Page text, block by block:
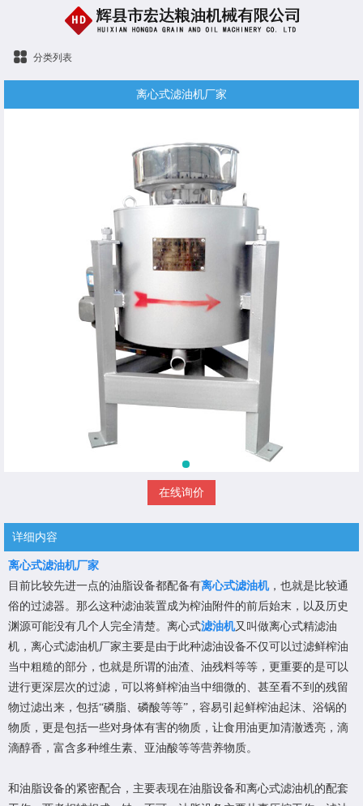
分类列表
离心式滤油机厂家
在线询价
详细内容
离心式滤油机厂家
目前比较先进一点的油脂设备都配备有离心式滤油机，也就是比较通
俗的过滤器。那么这种滤油装置成为榨油附件的前后始末，以及历史
渊源可能没有几个人完全清楚。离心式滤油机又叫做离心式精滤油
机，离心式滤油机厂家主要是由于此种滤油设备不仅可以过滤鲜榨油
当中粗糙的部分，也就是所谓的油渣、油残料等等，更重要的是可以
进行更深层次的过滤，可以将鲜榨油当中细微的、甚至看不到的残留
物过滤出来，包括“磷脂、磷酸等等”，容易引起鲜榨油起沫、浴锅的
物质，更是包括一些对身体有害的物质，让食用油更加清澈透亮，滴
滴醇香，富含多种维生素、亚油酸等等营养物质。
和油脂设备的紧密配合，主要表现在油脂设备和离心式滤油机的配套